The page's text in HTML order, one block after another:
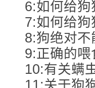
6:如何给狗
7:如何给狗
8:狗绝对不
9:正确的喂
10:有关螨
11:关于狗